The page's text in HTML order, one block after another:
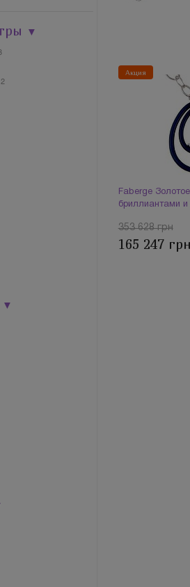
▼
2
▼
Акция
Faberge
бриллиантами
353 628 грн
165 247 грн